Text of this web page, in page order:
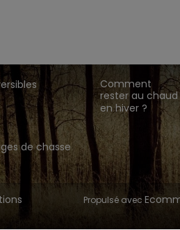
de chasse
Comment
rester au chaud
en hiver ?
Propulsé avec